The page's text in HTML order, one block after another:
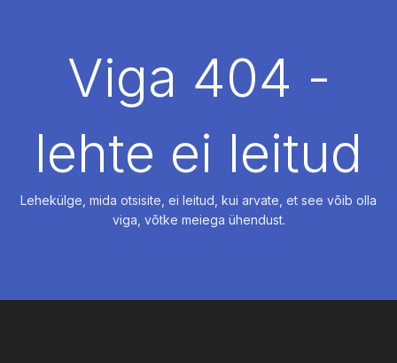
PALKAMAViga 404 -
lehte ei leitud
Lehekülge, mida otsisite, ei leitud, kui arvate, et see võib olla
viga, võtke meiega ühendust.